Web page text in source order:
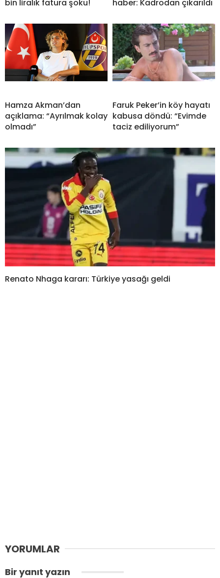
bin liralık fatura şoku! haber: Kadrodan çıkarıldı
Hamza Akman’dan
açıklama: “Ayrılmak kolay
olmadı”
Faruk Peker’in köy hayatı
kabusa döndü: “Evimde
taciz ediliyorum”
Renato Nhaga kararı: Türkiye yasağı geldi
YORUMLAR
Bir yanıt yazın